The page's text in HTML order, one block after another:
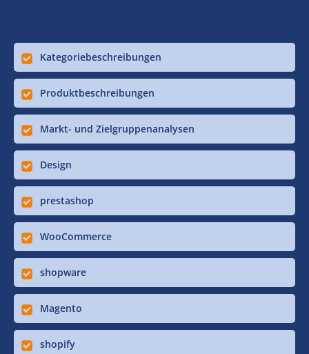
Kategoriebeschreibungen
Produktbeschreibungen
Markt- und Zielgruppenanalysen
Design
prestashop
WooCommerce
shopware
Magento
shopify